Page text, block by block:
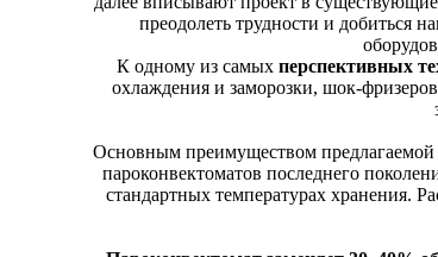
преодолеть трудности и добиться
К одному из самых перспективных
охлаждения и заморозки, шок-
Основным преимуществом
пароконвектоматов последнего
стандартных температурах хранения.